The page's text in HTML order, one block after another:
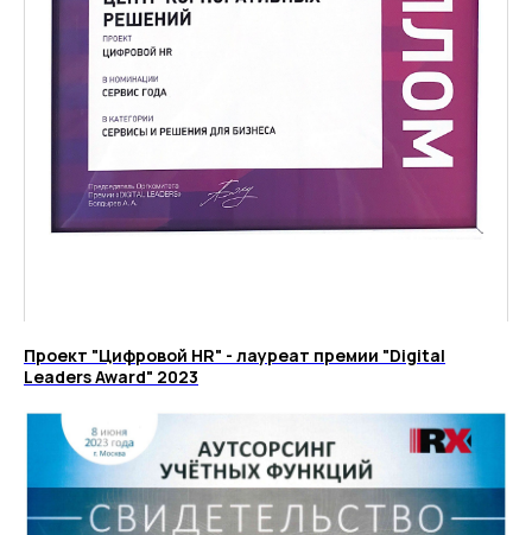
Проект "Цифровой HR" - лауреат премии "Digital
Leaders Award" 2023
Компания
Карьера
Цифровые кадровые
сервисы
Цифровые
бухгалтерские
Кадровый учет
Бухгалтерский,
Корпорациям